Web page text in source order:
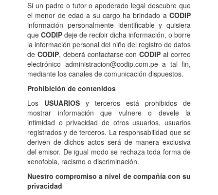
Si un padre o tutor o apoderado legal descubre que
el menor de edad a su cargo ha brindado a CODIP
información personalmente identificable y quisiera
que CODIP deje de recibir dicha información, o borre
la información personal del niño del registro de datos
de CODIP, deberá contactarse conCODIP al correo
electrónico administracion@codip.com.pe a tal fin,
mediante los canales de comunicación dispuestos.
Prohibición de contenidos
Los USUARIOS y terceros está prohibidos de
mostrar información que vulnere o devele la
intimidad o privacidad de otros usuarios, usuarios
registrados y de terceros. La responsabilidad que se
deriven de dichos actos será de manera exclusiva
del emisor. De igual modo se rechaza toda forma de
xenofobia, racismo o discriminación.
Nuestro compromiso a nivel de compañía con su
privacidad